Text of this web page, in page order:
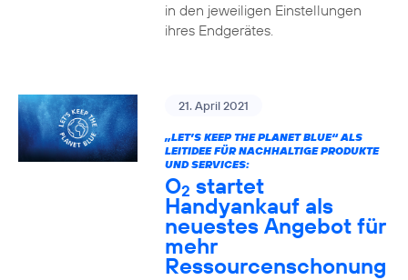
in den jeweiligen Einstellungen
ihres Endgerätes.
21. April 2021
„LET’S KEEP THE PLANET BLUE“ ALS
LEITIDEE FÜR NACHHALTIGE PRODUKTE
UND SERVICES:
O2 startet
Handyankauf als
neuestes Angebot für
mehr
Ressourcenschonung